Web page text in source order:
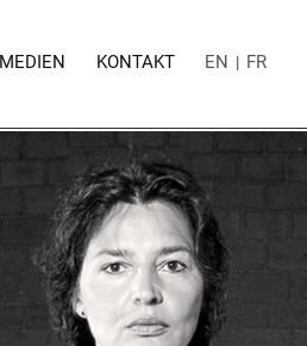
MEDIEN KONTAKT EN | FR